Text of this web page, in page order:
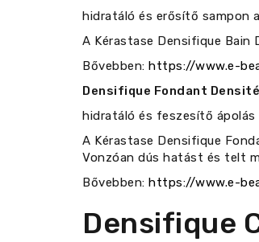
hidratáló és erősítő sampon
A Kérastase Densifique
Bővebben: https://www.e-
Densifique Fondant
hidratáló és feszesítő
A Kérastase Densifique
Vonzóan dús hatást és telt
Bővebben: https://www.e-
Densifique